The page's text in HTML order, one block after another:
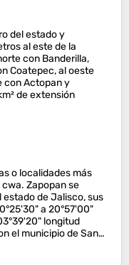
del estado y
al este de la
con Banderilla,
Coatepec, al oeste
con Actopan y
de extensión
o localidades más
Zapopan se
estado de Jalisco, sus
a 20°57'00"
longitud
el municipio de San…